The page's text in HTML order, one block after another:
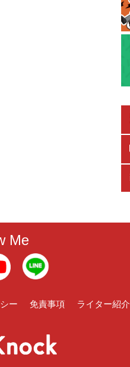
Me
ー 免責事項 ライター紹介